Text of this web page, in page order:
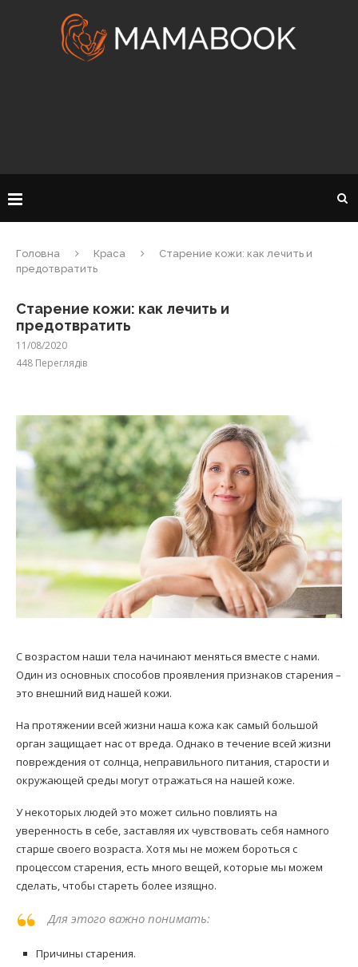
Головна Краса
Старение кожи: как лечить и
предотвратить
Старение кожи: как лечить и
предотвратить
11/08/2020
448 Переглядів
С возрастом наши тела начинают меняться вместе с нами.
Один из основных способов проявления признаков старения –
это внешний вид нашей кожи.
На протяжении всей жизни наша кожа как самый большой
орган защищает нас от вреда. Однако в течение всей жизни
повреждения от солнца, неправильного питания, старости и
окружающей среды могут отражаться на нашей коже.
У некоторых людей это может сильно повлиять на
уверенность в себе, заставляя их чувствовать себя намного
старше своего возраста. Хотя мы не можем бороться с
процессом старения, есть много вещей, которые мы можем
сделать, чтобы стареть более изящно.
Для этого важно понимать:
Причины старения.